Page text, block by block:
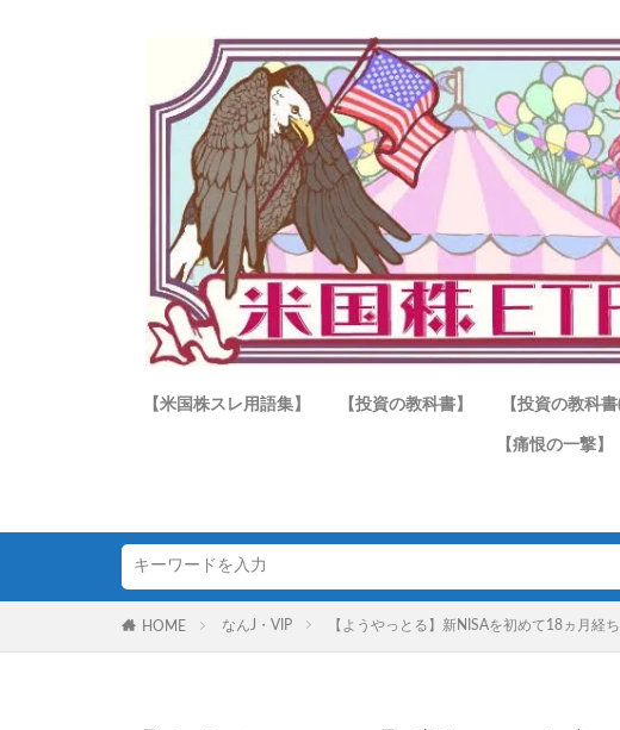
【米国株スレ用語集】 【投資の教科書】 【投資の教科
【痛恨の一撃】
HOME なんJ・VIP 【ようやっとる】新NISAを初めて18ヵ月経